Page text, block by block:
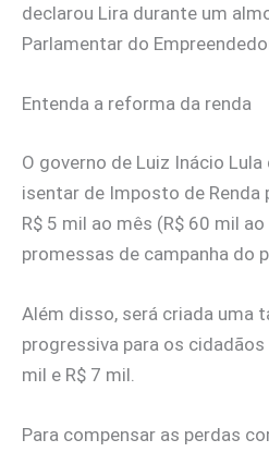
declarou Lira durante um
Parlamentar do
Entenda a reforma da renda
O governo de Luiz Inácio Lula
isentar de Imposto de Renda
R$ 5 mil ao mês (R$ 60 mil
promessas de campanha do
Além disso, será criada uma
progressiva para os
mil e R$ 7 mil.
Para compensar as perdas